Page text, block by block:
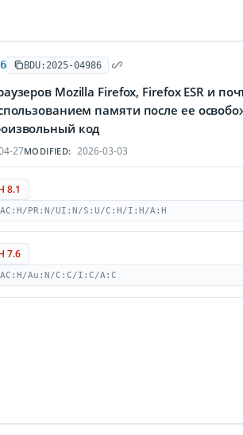
BDU:2025-04986
Mozilla Firefox, Firefox ESR и
памяти после ее
код
27MODIFIED: 2026-03-03
8.1
PR:N/UI:N/S:U/C:H/I:H/A:H
7.6
Au:N/C:C/I:C/A:C